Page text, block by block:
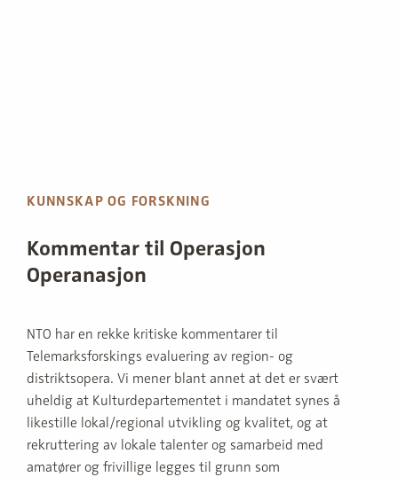
KUNNSKAP OG FORSKNING
Kommentar til Operasjon
Operanasjon
NTO har en rekke kritiske kommentarer til
Telemarksforskings evaluering av region- og
distriktsopera. Vi mener blant annet at det er svært
uheldig at Kulturdepartementet i mandatet synes å
likestille lokal/regional utvikling og kvalitet, og at
rekruttering av lokale talenter og samarbeid med
amatører og frivillige legges til grunn som